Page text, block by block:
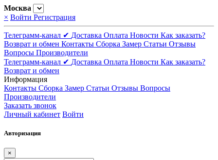
Москва
× Войти Регистрация
Телеграмм-канал ✔ Доставка Оплата Новости Как заказать?
Возврат и обмен Контакты Сборка Замер Статьи Отзывы
Вопросы Производители
Телеграмм-канал ✔ Доставка Оплата Новости Как заказать?
Возврат и обмен
Информация
Контакты Сборка Замер Статьи Отзывы Вопросы
Производители
Заказать звонок
Личный кабинет Войти
Авторизация
×